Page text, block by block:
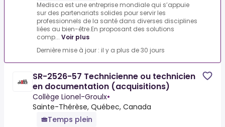
Medisca est une entreprise mondiale qui s’appuie
sur des partenariats solides pour servir les
professionnels de la santé dans diverses disciplines
liées au bien-être.En proposant des solutions
comp... Voir plus
Dernière mise à jour : il y a plus de 30 jours
SR-2526-57 Technicienne ou technicien
en documentation (acquisitions)
Collège Lionel-Groulx•
Sainte-Thérèse, Québec, Canada
Temps plein